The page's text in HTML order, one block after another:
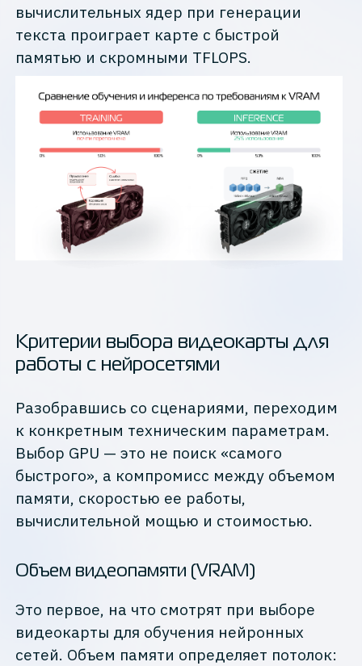
вычислительных ядер при генерации
текста проиграет карте с быстрой
памятью и скромными TFLOPS.
Критерии выбора видеокарты для
работы с нейросетями
Разобравшись со сценариями, переходим
к конкретным техническим параметрам.
Выбор GPU — это не поиск «самого
быстрого», а компромисс между объемом
памяти, скоростью ее работы,
вычислительной мощью и стоимостью.
Объем видеопамяти (VRAM)
Это первое, на что смотрят при выборе
видеокарты для обучения нейронных
сетей. Объем памяти определяет потолок: